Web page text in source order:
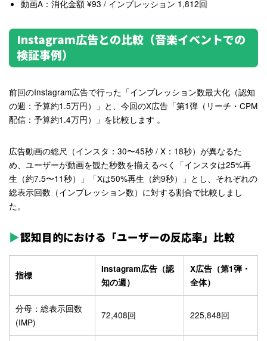
動画A：消化金額 ¥93 / インプレッション 1,812回
Instagram広告との比較（音楽イベントでの
検証事例）
前回のInstagram広告で行った「インプレッション数最大化（認知
の週：予算約1.5万円）」と、今回のX広告「第1弾（リーチ・CPM
配信：予算約1.4万円）」を比較します 。
広告動画の総尺（インスタ：30〜45秒 / X：18秒）が異なるた
め、ユーザーが動画を観た秒数を揃えるべく「インスタは25%再
生（約7.5〜11秒）」「Xは50%再生（約9秒）」とし、それぞれの
総表示回数（インプレッション数）に対する割合で比較しまし
た。
認知目的における「ユーザーの反応率」比較
指標
Instagram広告（認
知の週）
X広告（第1弾・
全体）
分母：総表示回数
(IMP)
72,408回 225,848回